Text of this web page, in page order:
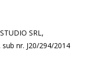
SRL,
nr. J20/294/2014